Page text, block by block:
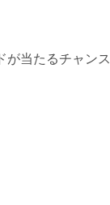
が当たるチャン